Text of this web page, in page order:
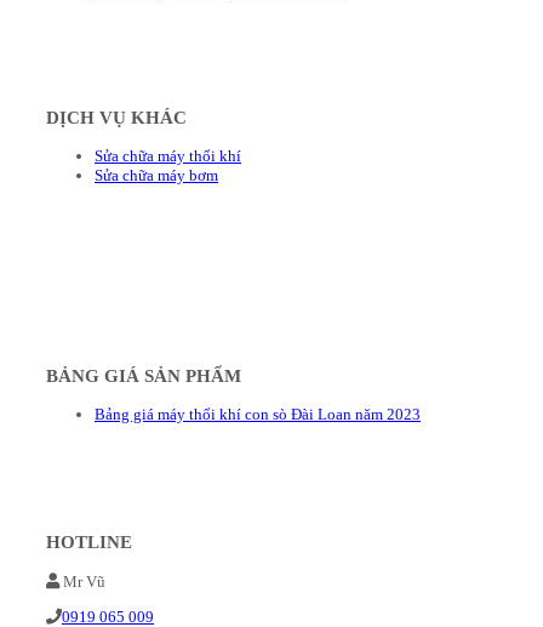
DỊCH VỤ KHÁC
Sửa chữa máy thổi khí
Sửa chữa máy bơm
BẢNG GIÁ SẢN PHẨM
Bảng giá máy thổi khí con sò Đài Loan năm 2023
HOTLINE
Mr Vũ
0919 065 009